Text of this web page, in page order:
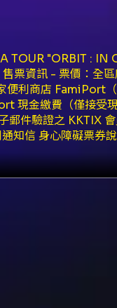
"ORBIT : IN
票資訊 - 票價：全
利商店 FamiPort
現金繳費（僅接受
件驗證之 KKTIX
信 身心障礙票券
最多 2 張，需通過
） - 全員 Hi-
號購買兩場次之粉
準）；未取票與已
- 座位表僅供參考